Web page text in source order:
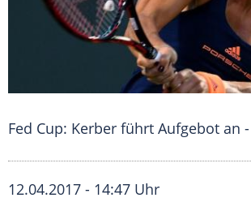
Fed Cup: Kerber führt Aufgebot an
12.04.2017 - 14:47 Uhr